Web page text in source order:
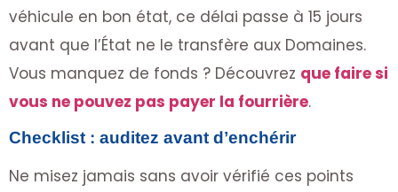
véhicule en bon état, ce délai passe à 15 jours
avant que l’État ne le transfère aux Domaines.
Vous manquez de fonds ? Découvrez que faire si
vous ne pouvez pas payer la fourrière.
Checklist : auditez avant d’enchérir
Ne misez jamais sans avoir vérifié ces points